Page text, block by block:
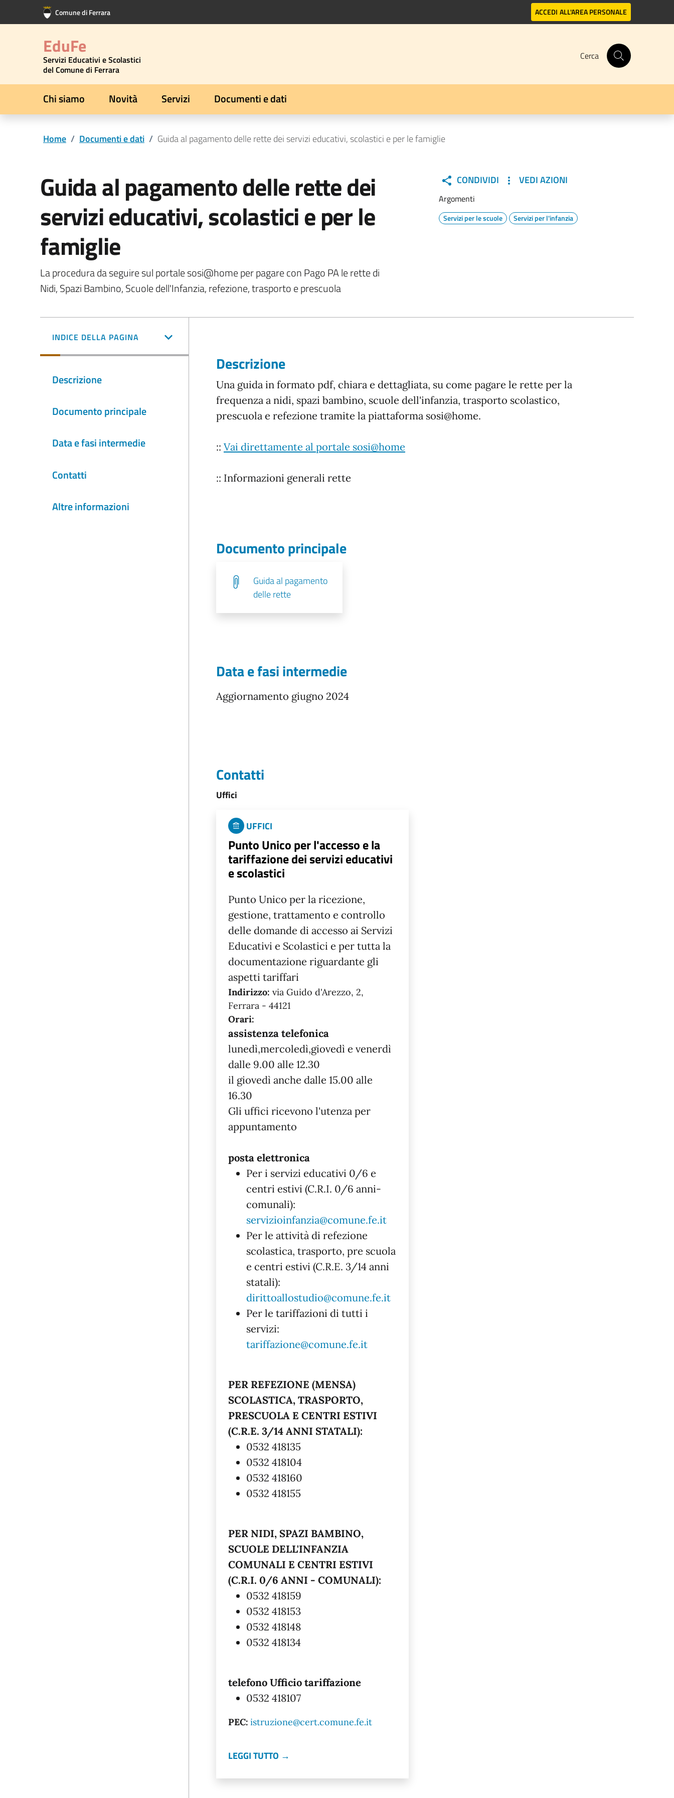
Vai al contenuto principale
Vai al footer Comune di Ferrara ACCEDI ALL'AREA PERSONALE
EduFe
Servizi Educativi e Scolastici
del Comune di Ferrara
Cerca
Chi siamo Novità Servizi Documenti e dati
Home / Documenti e dati / Guida al pagamento delle rette dei servizi educativi, scolastici e per le famiglie
Guida al pagamento delle rette dei
servizi educativi, scolastici e per le
famiglie
La procedura da seguire sul portale sosi@home per pagare con Pago PA le rette di
Nidi, Spazi Bambino, Scuole dell'Infanzia, refezione, trasporto e prescuola
CONDIVIDI VEDI AZIONI
Argomenti
Servizi per le scuole Servizi per l'infanzia
INDICE DELLA PAGINA
Descrizione
Documento principale
Data e fasi intermedie
Contatti
Altre informazioni
Descrizione
Una guida in formato pdf, chiara e dettagliata, su come pagare le rette per la
frequenza a nidi, spazi bambino, scuole dell'infanzia, trasporto scolastico,
prescuola e refezione tramite la piattaforma sosi@home.
:: Vai direttamente al portale sosi@home
:: Informazioni generali rette
Documento principale
Guida al pagamento
delle rette
Data e fasi intermedie
Aggiornamento giugno 2024
Contatti
Uffici
UFFICI
Punto Unico per l'accesso e la
tariffazione dei servizi educativi
e scolastici
Punto Unico per la ricezione,
gestione, trattamento e controllo
delle domande di accesso ai Servizi
Educativi e Scolastici e per tutta la
documentazione riguardante gli
aspetti tariffari
Indirizzo: via Guido d'Arezzo, 2,
Ferrara - 44121
Orari:
assistenza telefonica
lunedì,mercoledì,giovedì e venerdì
dalle 9.00 alle 12.30
il giovedì anche dalle 15.00 alle
16.30
Gli uffici ricevono l'utenza per
appuntamento
posta elettronica
Per i servizi educativi 0/6 e
centri estivi (C.R.I. 0/6 anni-
comunali):
servizioinfanzia@comune.fe.it
Per le attività di refezione
scolastica, trasporto, pre scuola
e centri estivi (C.R.E. 3/14 anni
statali):
dirittoallostudio@comune.fe.it
Per le tariffazioni di tutti i
servizi:
tariffazione@comune.fe.it
PER REFEZIONE (MENSA)
SCOLASTICA, TRASPORTO,
PRESCUOLA E CENTRI ESTIVI
(C.R.E. 3/14 ANNI STATALI):
0532 418135
0532 418104
0532 418160
0532 418155
PER NIDI, SPAZI BAMBINO,
SCUOLE DELL'INFANZIA
COMUNALI E CENTRI ESTIVI
(C.R.I. 0/6 ANNI - COMUNALI):
0532 418159
0532 418153
0532 418148
0532 418134
telefono Ufficio tariffazione
0532 418107
PEC: istruzione@cert.comune.fe.it
LEGGI TUTTO →